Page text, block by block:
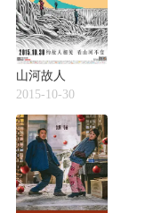
山河故人
2015-10-30